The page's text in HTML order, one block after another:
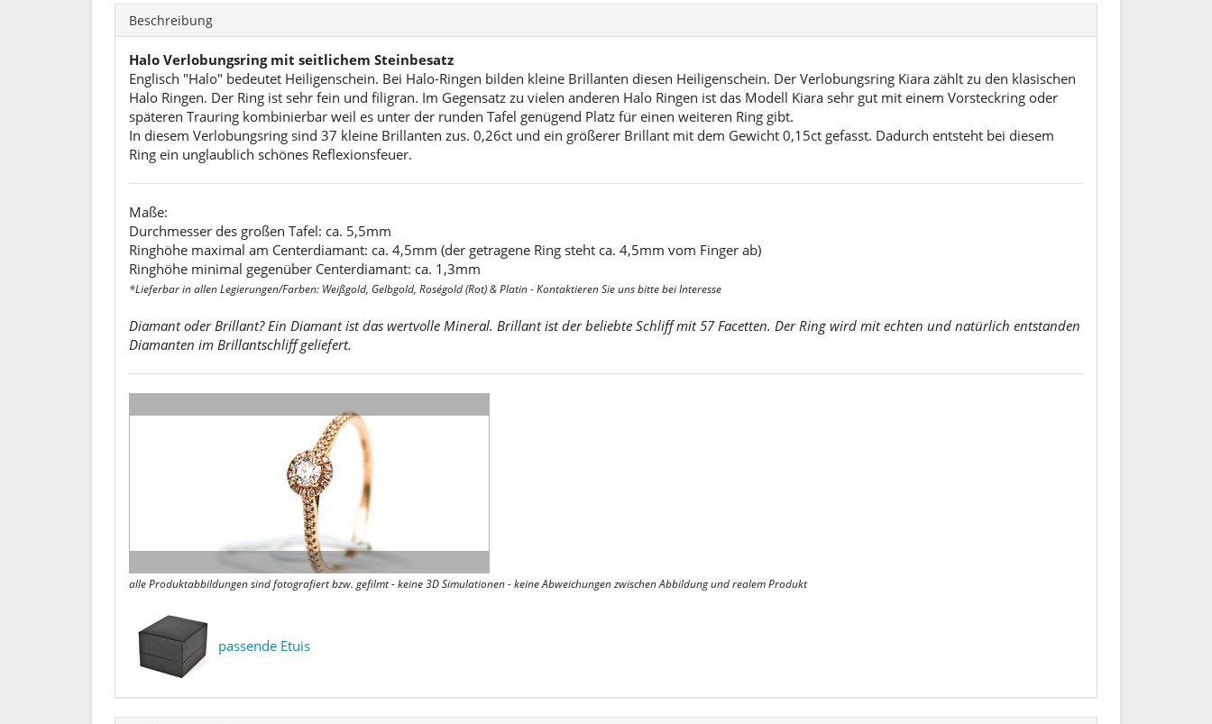
Beschreibung
Halo Verlobungsring mit seitlichem Steinbesatz
Englisch "Halo" bedeutet Heiligenschein. Bei Halo-Ringen bilden kleine Brillanten diesen Heiligenschein. Der Verlobungsring Kiara zählt zu den klasischen
Halo Ringen. Der Ring ist sehr fein und filigran. Im Gegensatz zu vielen anderen Halo Ringen ist das Modell Kiara sehr gut mit einem Vorsteckring oder
späteren Trauring kombinierbar weil es unter der runden Tafel genügend Platz für einen weiteren Ring gibt.
In diesem Verlobungsring sind 37 kleine Brillanten zus. 0,26ct und ein größerer Brillant mit dem Gewicht 0,15ct gefasst. Dadurch entsteht bei diesem
Ring ein unglaublich schönes Reflexionsfeuer.
Maße:
Durchmesser des großen Tafel: ca. 5,5mm
Ringhöhe maximal am Centerdiamant: ca. 4,5mm (der getragene Ring steht ca. 4,5mm vom Finger ab)
Ringhöhe minimal gegenüber Centerdiamant: ca. 1,3mm
*Lieferbar in allen Legierungen/Farben: Weißgold, Gelbgold, Roségold (Rot) & Platin - Kontaktieren Sie uns bitte bei Interesse
Diamant oder Brillant? Ein Diamant ist das wertvolle Mineral. Brillant ist der beliebte Schliff mit 57 Facetten. Der Ring wird mit echten und natürlich entstanden
Diamanten im Brillantschliff geliefert.
alle Produktabbildungen sind fotografiert bzw. gefilmt - keine 3D Simulationen - keine Abweichungen zwischen Abbildung und realem Produkt
passende Etuis